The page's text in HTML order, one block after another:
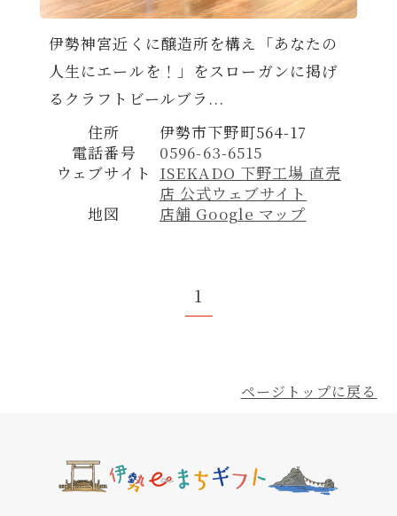
伊勢神宮近くに醸造所を構え「あなたの
人生にエールを！」をスローガンに掲げ
るクラフトビールブラ...
住所
伊勢市下野町564-17
電話番号
0596-63-6515
ウェブサイト ISEKADO 下野工場 直売
店 公式ウェブサイト
地図
店舗 Google マップ
1
ページトップに戻る